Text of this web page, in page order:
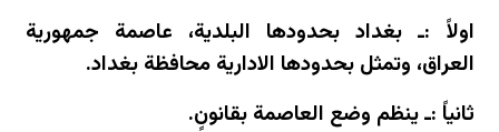
اولاً :ـ بغداد بحدودها البلدية، عاصمة جمهورية
العراق، وتمثل بحدودها الادارية محافظة بغداد.
ثانياً :ـ ينظم وضع العاصمة بقانونٍ.